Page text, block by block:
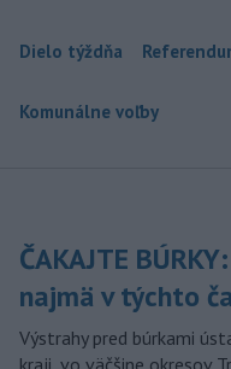
Dielo týždňa
Komunálne voľby
ČAKAJTE
najmä v týchto
Výstrahy pred búrkami
kraji, vo väčšine okresov